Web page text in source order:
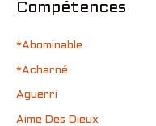
Compétences
*Abominable
*Acharné
Aguerri
Aime Des Dieux